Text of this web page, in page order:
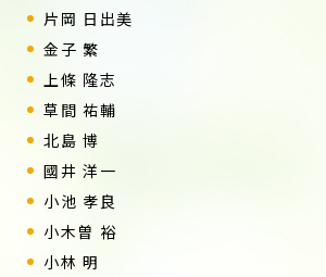
片岡 日出美
金子 繁
上條 隆志
草間 祐輔
北島 博
國井 洋一
小池 孝良
小木曽 裕
小林 明